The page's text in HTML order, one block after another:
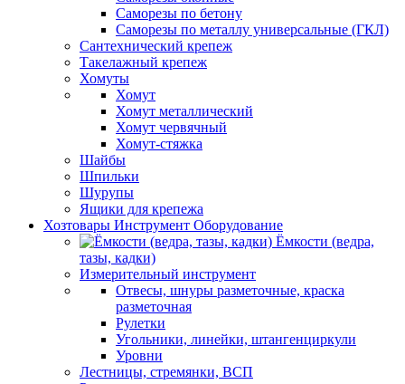
Саморезы по бетону
Саморезы по металлу универсальные (ГКЛ)
Сантехнический крепеж
Такелажный крепеж
Хомуты
Хомут
Хомут металлический
Хомут червячный
Хомут-стяжка
Шайбы
Шпильки
Шурупы
Ящики для крепежа
Хозтовары Инструмент Оборудование
Ёмкости (ведра,
тазы, кадки)
Измерительный инструмент
Отвесы, шнуры разметочные, краска
разметочная
Рулетки
Угольники, линейки, штангенциркули
Уровни
Лестницы, стремянки, ВСП